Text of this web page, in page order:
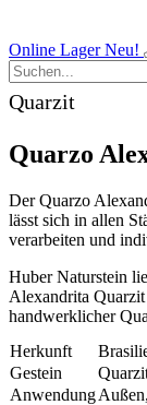
Online LagerNeu!
Quarzit
Quarzo
Der Quarzo
lässt sich in allen
verarbeiten und
Huber Naturstein
Alexandrita
handwerklicher
Herkunft
Gestein
Anwendung